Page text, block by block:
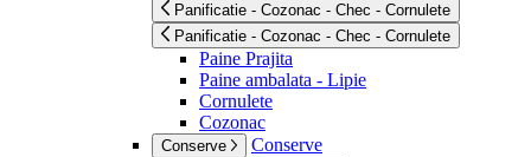
Panificatie - Cozonac - Chec - Cornulete
Panificatie - Cozonac - Chec - Cornulete
Paine Prajita
Paine ambalata - Lipie
Cornulete
Cozonac
Conserve Conserve